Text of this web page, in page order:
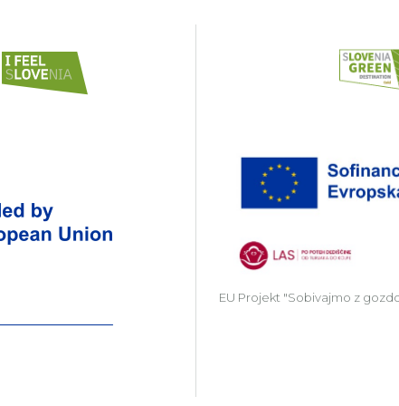
Zavod Kočevsko partner v projektu
EU Projekt "Sobivajmo z